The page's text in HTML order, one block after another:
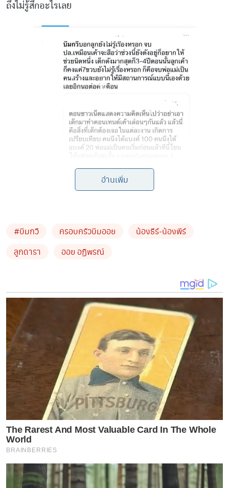
ถึงไม่รู้สึกอะไรเลย
อ่านเพิ่ม
#บีมกวี​ ครอบครัวบีมออย
น้องธีร์-น้องพีร์
ลูกดารา
ออย อฏิพรณ์
The Rarest And Most Valuable Card In The Whole
World
BRAINBERRIES